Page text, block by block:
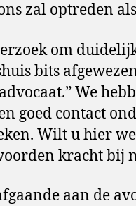
zal optreden
om
bits
We
goed contact
Wilt u hier
kracht bij
aan de